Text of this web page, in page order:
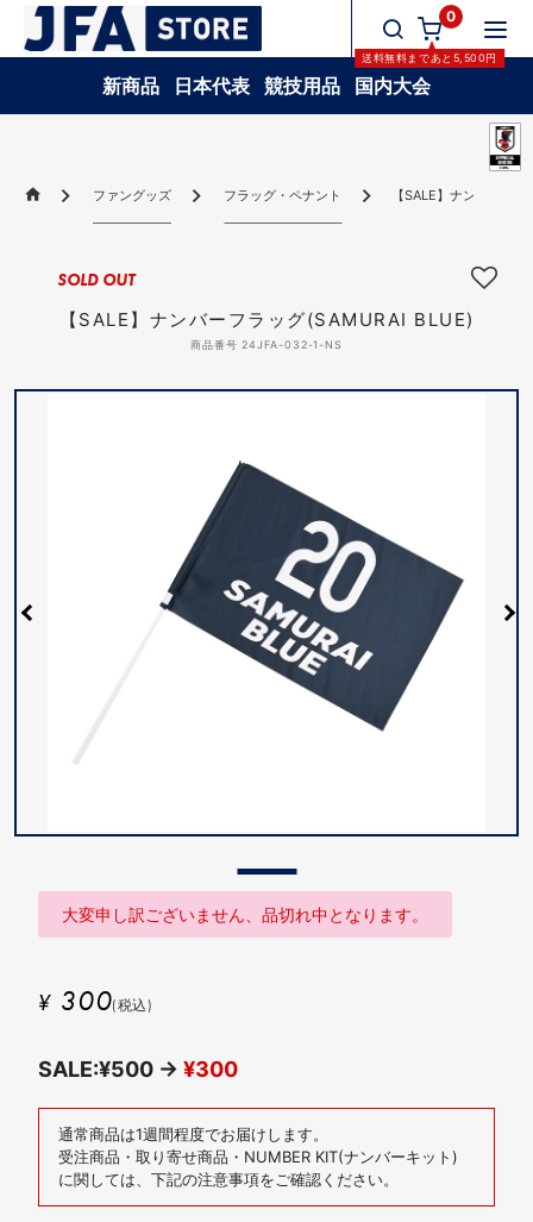
0
送料無料まであと 5,500円
新商品 日本代表 競技用品 国内大会
ファングッズ フラッグ・ペナント 【SALE】ナンバーフ
【SALE】ナンバーフラッグ(SAMURAI BLUE)
商品番号 24JFA-032-1-NS
SOLD OUT
大変申し訳ございません、品切れ中となります。
¥ 300(税込)
SALE:¥500 → ¥300
通常商品は1週間程度でお届けします。
受注商品・取り寄せ商品・NUMBER KIT(ナンバーキット)
に関しては、下記の注意事項をご確認ください。